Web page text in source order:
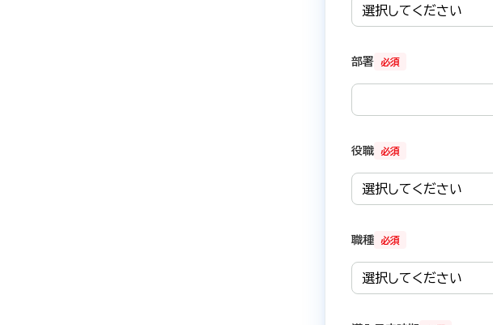
必須
部署
必須
役職
必須
職種